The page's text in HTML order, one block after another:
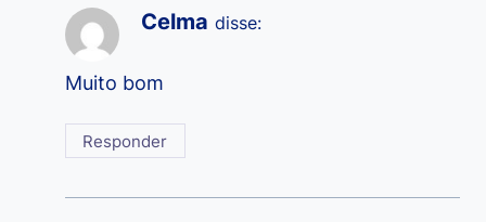
Celma disse:
Muito bom
Responder